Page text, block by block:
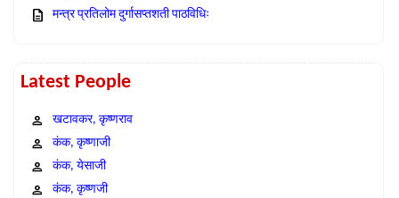
मन्त्र प्रतिलोम दुर्गासप्तशती पाठविधिः
Latest People
खटावकर, कृष्णराव
कंक, कृष्णाजी
कंक, येसाजी
कंक, कृष्णजी